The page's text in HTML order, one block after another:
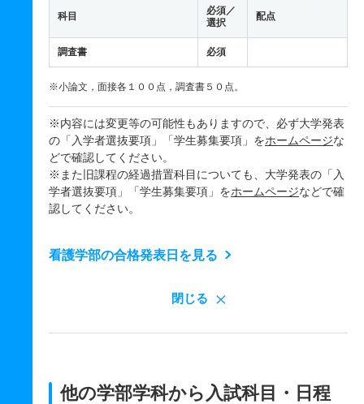
科目
必須／
選択
配点
調査書 必須
※小論文，面接各１００点，調査書５０点。
※内容には変更等の可能性もありますので、必ず大学発表
の「入学者選抜要項」「学生募集要項」をホームページな
どで確認してください。
※また旧課程の経過措置科目についても、大学発表の「入
学者選抜要項」「学生募集要項」をホームページなどで確
認してください。
看護学部の合格発表日を見る
閉じる
他の学部学科から入試科目・日程